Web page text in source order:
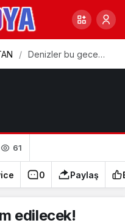
Denizler bu gece
61
0 Paylaş
edilecek!
0